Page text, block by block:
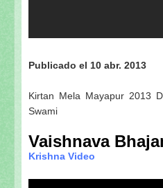
Publicado el 10 abr. 2013
Kirtan Mela Mayapur 2013
Swami
Vaishnava
Krishna Video